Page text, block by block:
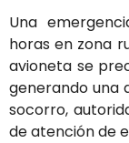
Una
horas en zona
avioneta se
generando una
socorro,
de atención de